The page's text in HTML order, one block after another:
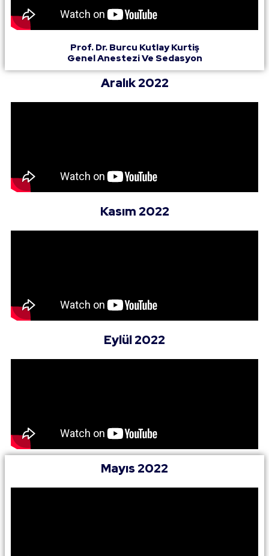
Prof. Dr. Burcu Kutlay Kurtiş
Genel Anestezi Ve Sedasyon
Aralık 2022
Kasım 2022
Eylül 2022
Mayıs 2022